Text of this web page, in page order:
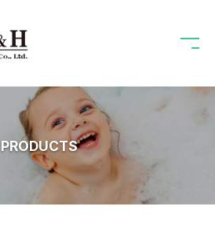
PRODUCTS